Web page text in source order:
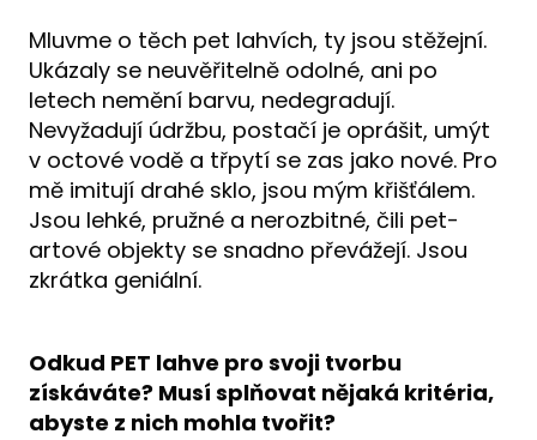
Mluvme o těch pet lahvích, ty jsou stěžejní.
Ukázaly se neuvěřitelně odolné, ani po
letech nemění barvu, nedegradují.
Nevyžadují údržbu, postačí je oprášit, umýt
v octové vodě a třpytí se zas jako nové. Pro
mě imitují drahé sklo, jsou mým křišťálem.
Jsou lehké, pružné a nerozbitné, čili pet-
artové objekty se snadno převážejí. Jsou
zkrátka geniální.
Odkud PET lahve pro svoji tvorbu
získáváte? Musí splňovat nějaká kritéria,
abyste z nich mohla tvořit?